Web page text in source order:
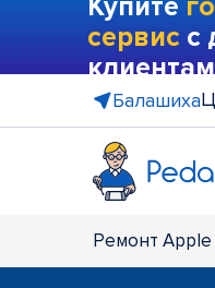
Купите
сервис с
Балашиха
Ремонт Apple